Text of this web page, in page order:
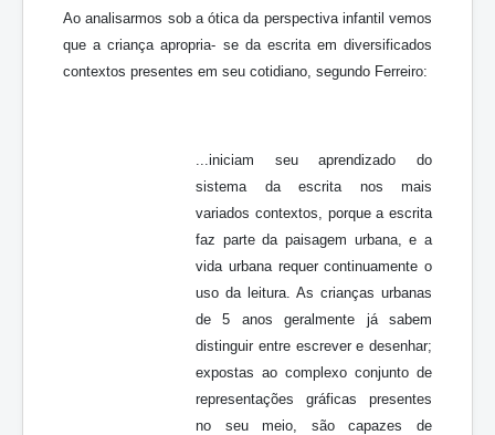
Ao analisarmos sob a ótica da perspectiva infantil vemos
que a criança apropria- se da escrita em diversificados
contextos presentes em seu cotidiano, segundo Ferreiro:
...iniciam seu aprendizado do
sistema da escrita nos mais
variados contextos, porque a escrita
faz parte da paisagem urbana, e a
vida urbana requer continuamente o
uso da leitura. As crianças urbanas
de 5 anos geralmente já sabem
distinguir entre escrever e desenhar;
expostas ao complexo conjunto de
representações gráficas presentes
no seu meio, são capazes de